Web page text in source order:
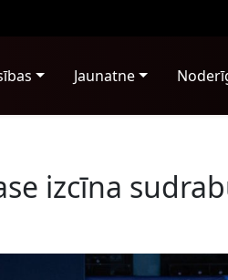
Jaunatne
izcīna